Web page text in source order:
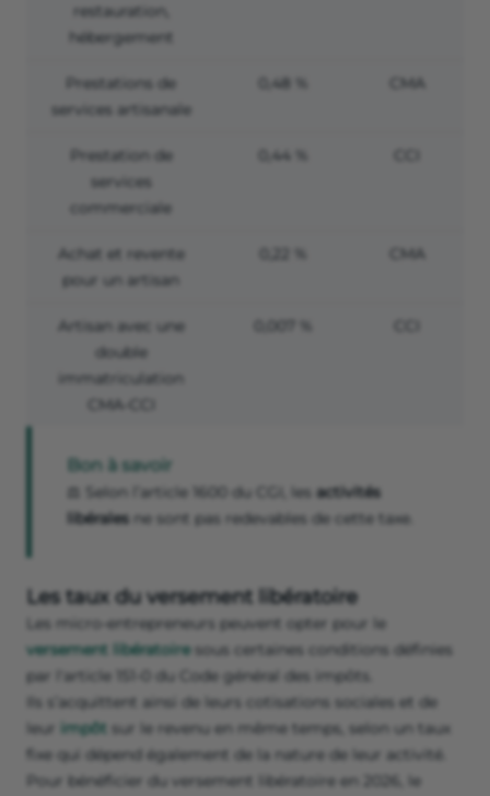
restauration,
hébergement
Prestations de
services artisanale
0,48 % CMA
Prestation de
services
commerciale
0,44 %
Achat et revente
pour un artisan
0,22 % CMA
Artisan avec une
double
immatriculation
CMA-CCI
0,007 %
Bon à savoir
⚖️ Selon l’article 1600 du CGI, les activités
libérales ne sont pas redevables de cette taxe.
Les taux du versement libératoire
Les micro-entrepreneurs peuvent opter pour le
versement libératoire sous certaines conditions définies
par l'article 151-0 du Code général des impôts.
Ils s’acquittent ainsi de leurs cotisations sociales et de
leur impôt sur le revenu en même temps, selon un taux
fixe qui dépend également de la nature de leur activité.
Pour bénéficier du versement libératoire en 2026, le